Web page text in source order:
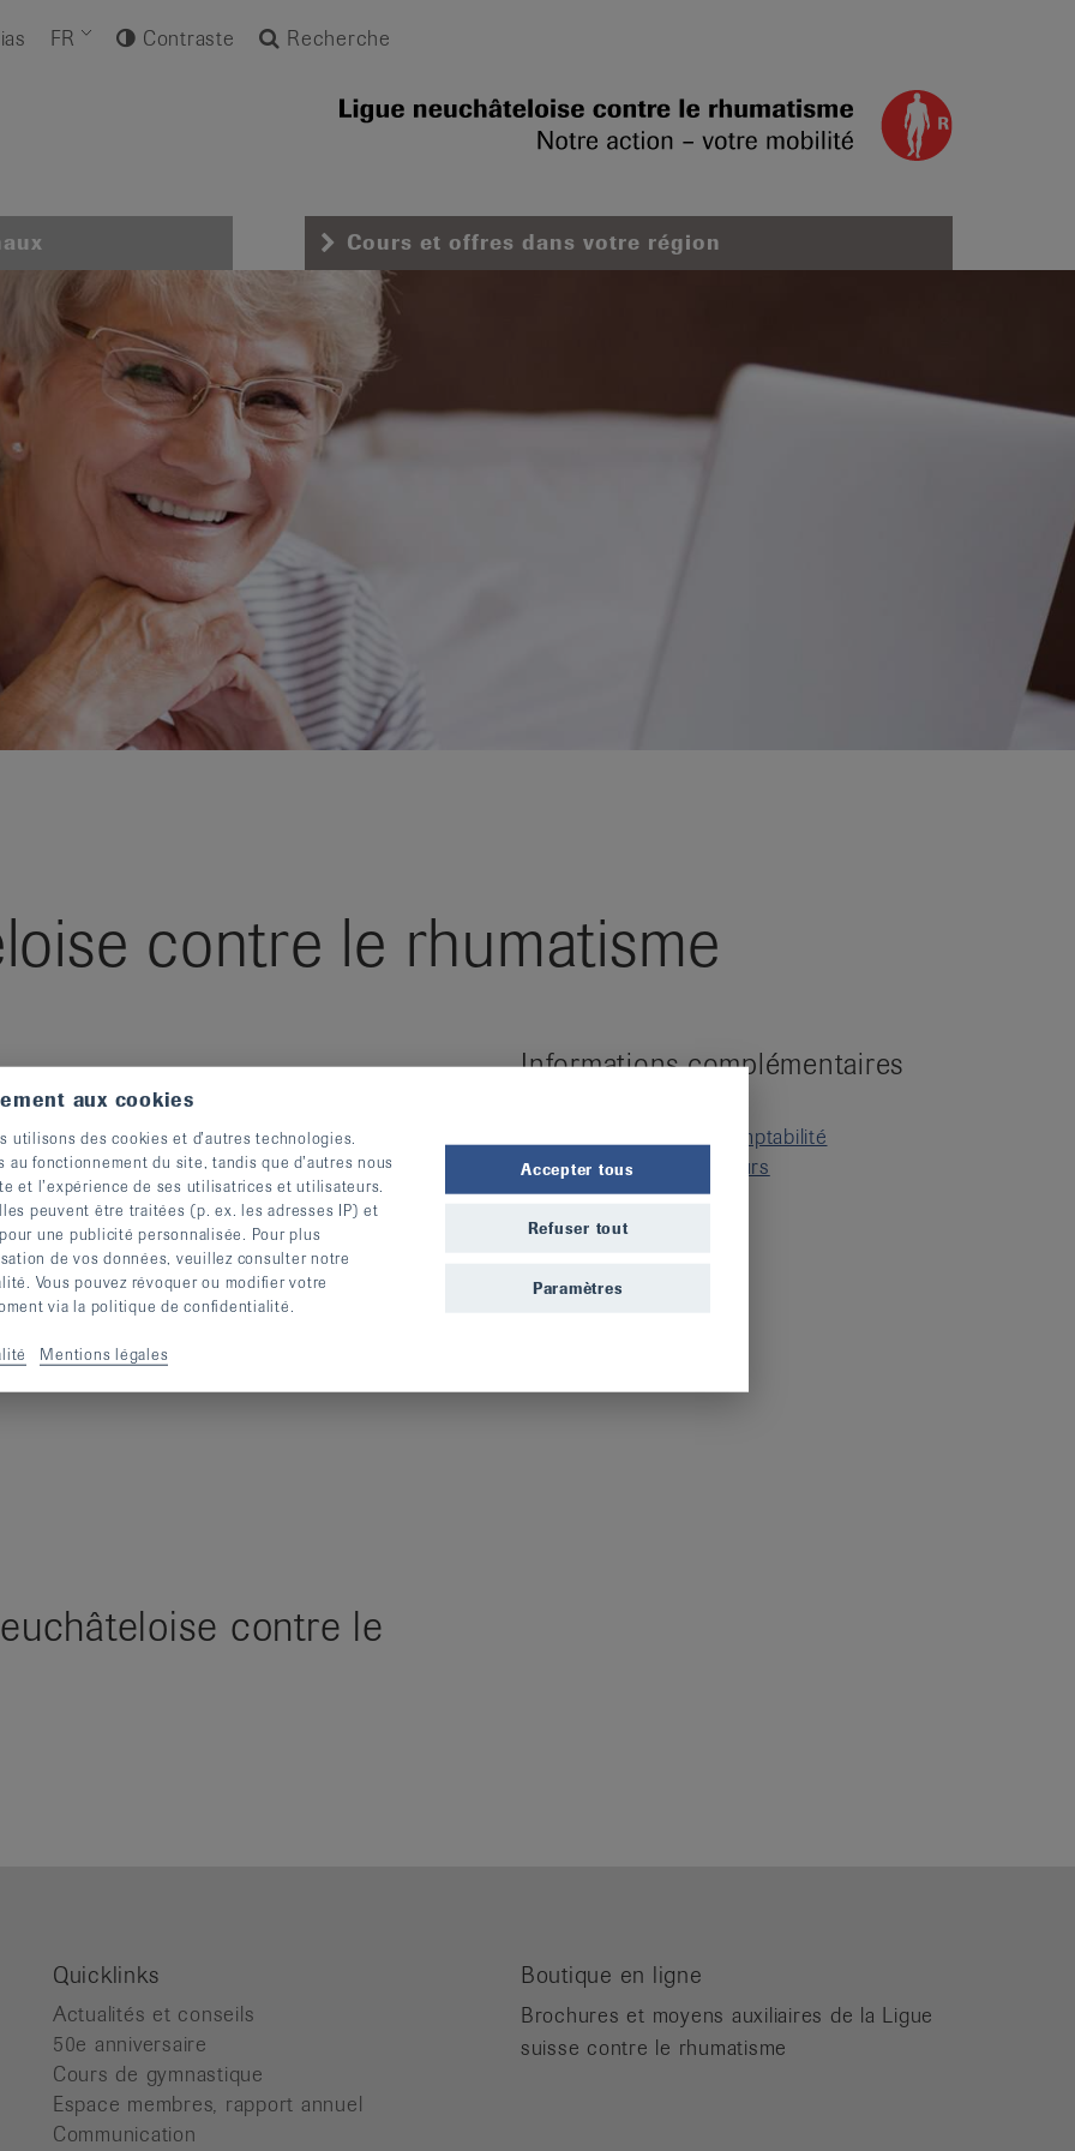
FR Contraste Recherche
Cours et offres dans votre région
contre le rhumatisme
de 55 ans, à la disposition de toute
(mal de dos, polyarthrite rhumatoïde,
rhumatismales, ...) ou à titre préventif.
conférences publiques gratuites, la
relatives aux maladies rhumatismales,
de cours de gymnastique à mais
contre le
Informations complémentaires
Administration et comptabilité
Responsables de cours
Quicklinks
Actualités et conseils
50e anniversaire
Cours de gymnastique
Espace membres, rapport annuel
Communication
Boutique en ligne
Brochures et moyens auxiliaires de la Ligue
suisse contre le rhumatisme
aux cookies
utilisons des cookies et d’autres technologies.
fonctionnement du site, tandis que d’autres nous
et l’expérience de ses utilisatrices et utilisateurs.
peuvent être traitées (p. ex. les adresses IP) et
une publicité personnalisée. Pour plus
de vos données, veuillez consulter notre
Vous pouvez révoquer ou modifier votre
via la politique de confidentialité.
Mentions légales
Accepter tous
Refuser tout
Paramètres